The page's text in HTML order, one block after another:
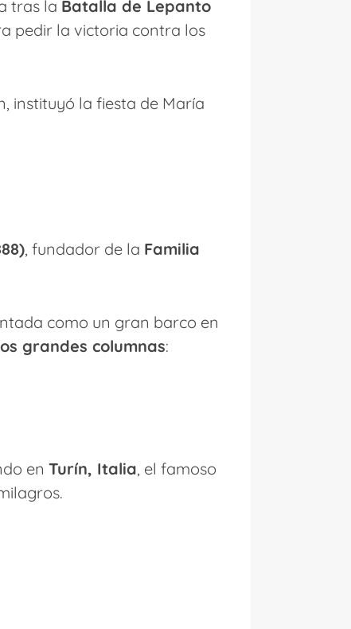
tras la Batalla de Lepanto
pedir la victoria contra los
instituyó la fiesta de María
, fundador de la Familia
como un gran barco en
grandes columnas:
en Turín, Italia, el famoso